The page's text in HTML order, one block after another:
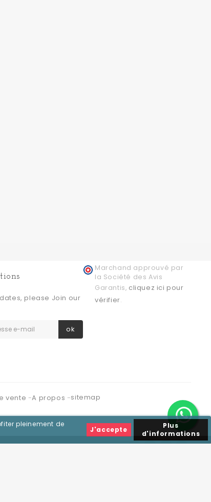
pleinement de
J'accepte
Plus
d'informations
please Join our
ok
vente A propos sitemap
Marchand approuvé par
la Société des Avis
Garantis, cliquez ici pour
vérifier.